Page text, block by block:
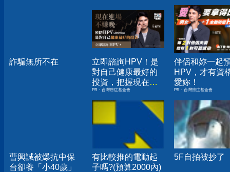
詐騙無所不在
立即諮詢HPV！是
對自己健康最好的
投資，把握現在不
嫌晚！
PR・台灣癌症基金會
伴侶和妳一起
HPV，才有資
愛妳！
PR・台灣癌症基金會
曹興誠被爆抗中保
台卻養「小40歲」
有比較推的電動起
子嗎?(預算2000內)
5F自拍被抄了